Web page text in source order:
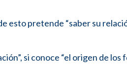
esto pretende “saber su
si conoce “el origen de los